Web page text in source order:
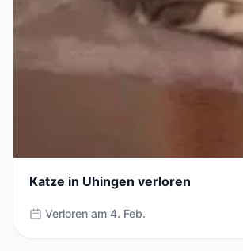
Katze in Uhingen verloren
Verloren am 4. Feb.